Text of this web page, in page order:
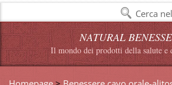
NATURAL
Il mondo dei prodotti della salute e
Cerca